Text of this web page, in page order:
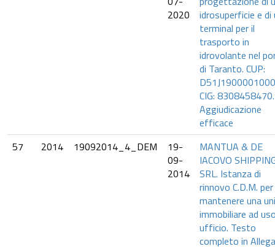
2020
idrosuperficie e di
terminal per il
trasporto in
idrovolante nel
di Taranto. CUP:
CIG: 8308458470.
Aggiudicazione
efficace
57
2014 19092014_4_DEM
19-
09-
2014
MANTUA & DE
IACOVO
SRL. Istanza di
rinnovo C.D.M. per
mantenere una
immobiliare ad
ufficio. Testo
completo in